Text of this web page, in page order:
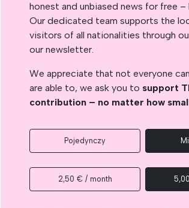
honest and unbiased news for free
Our dedicated team supports the
visitors of all nationalities through
our newsletter.
We appreciate that not everyone
are able to, we ask you to support
contribution – no matter how
Pojedynczy
2,50 € / month